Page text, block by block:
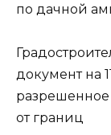
по дачной
документ на
разрешенное
от границ